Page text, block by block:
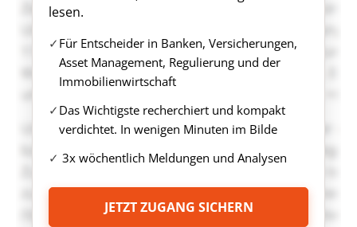
lesen.
Für Entscheider in Banken, Versicherungen,
Asset Management, Regulierung und der
Immobilienwirtschaft
Das Wichtigste recherchiert und kompakt
verdichtet. In wenigen Minuten im Bilde
3x wöchentlich Meldungen und Analysen
JETZT ZUGANG SICHERN